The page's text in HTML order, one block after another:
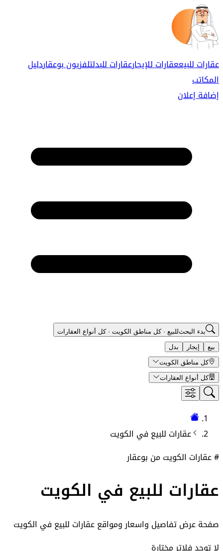
عقارات للبيععقارات للإيجارعقارات للبدلتلفزيون بوعقاردليل
المكاتب
إضافة إعلان
بدء البحثللبيع ·كل مناطق الكويت · كل أنواع العقارات
بيع إيجار بدل
كل مناطق الكويت
كل أنواع العقارات
عقارات للبيع في الكويت
# عقارات الكويت من بوعقار
عقارات للبيع في الكويت
صفحة عرض تفاصيل واسعار ومواقععقارات للبيع في الكويت
لا توجد فلاتر مختارة